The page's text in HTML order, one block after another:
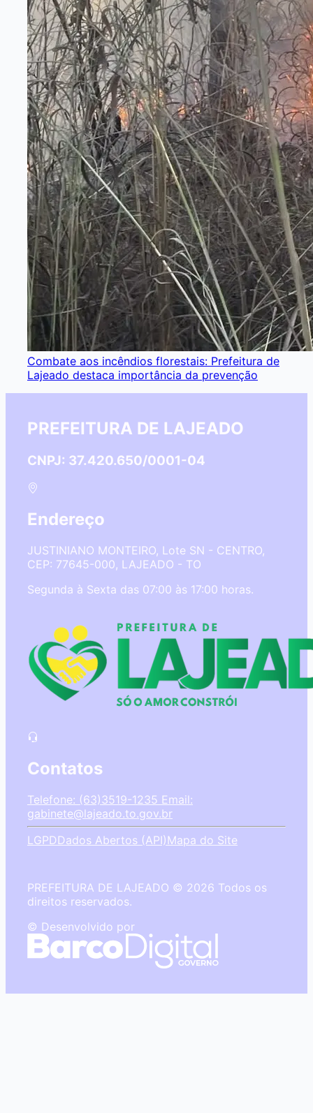
Combate aos incêndios florestais: Prefeitura de
Lajeado destaca importância da prevenção
PREFEITURA DE LAJEADO
CNPJ: 37.420.650/0001-04
Endereço
JUSTINIANO MONTEIRO, Lote SN - CENTRO,
CEP: 77645-000, LAJEADO - TO
Segunda à Sexta das 07:00 às 17:00 horas.
Contatos
Telefone: (63)3519-1235 Email:
gabinete@lajeado.to.gov.br
LGPDDados Abertos (API)Mapa do Site
PREFEITURA DE LAJEADO © 2026 Todos os
direitos reservados.
© Desenvolvido por